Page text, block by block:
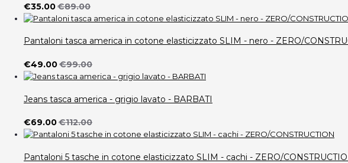
€35.00€89.00
Pantaloni tasca america in cotone elasticizzato SLIM - nero - ZERO/
€49.00€99.00
Jeans tasca america - grigio lavato - BARBATI
€69.00€112.00
Pantaloni 5 tasche in cotone elasticizzato SLIM - cachi - ZERO/